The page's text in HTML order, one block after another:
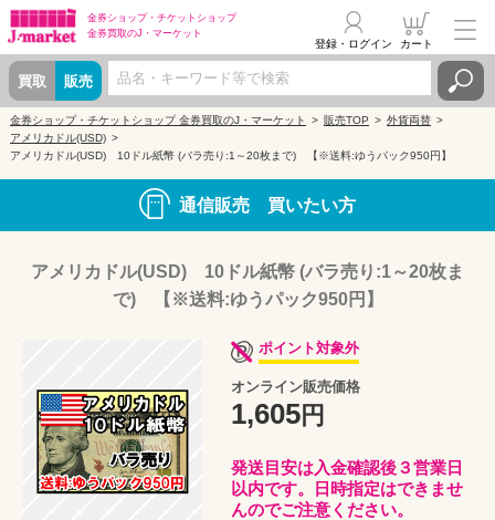
金券ショップ・ チケットショップ
金券買取のJ・マーケット
買取 販売
登録・ログイン カート
金券ショップ・チケットショップ 金券買取のJ・マーケット 販売TOP
外貨両替
アメリカドル(USD)
アメリカドル(USD) 10ドル紙幣 (バラ売り:1～20枚まで) 【※送料:ゆうパック950円】
通信販売 買いたい方
アメリカドル(USD) 10ドル紙幣 (バラ売り:1～20枚ま
で) 【※送料:ゆうパック950円】
ポイント対象外
オンライン販売価格
1,605円
発送目安は入金確認後３営業日
以内です。日時指定はできませ
んのでご注意ください。